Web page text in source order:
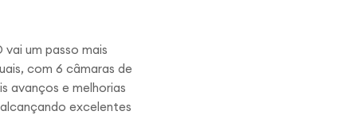
vai um passo mais
com 6 câmaras de
avanços e melhorias
excelentes